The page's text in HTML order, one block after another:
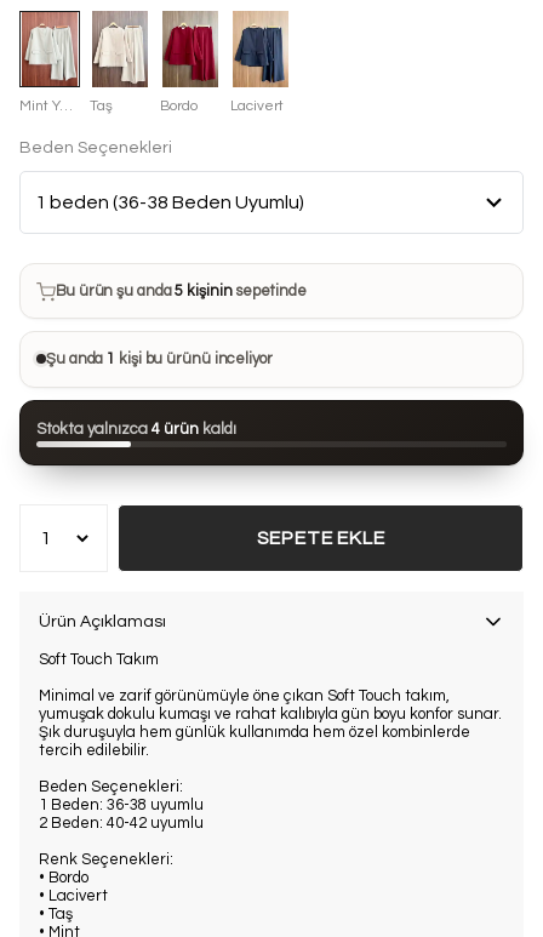
Mint Yeşili Taş Bordo Lacivert
Beden Seçenekleri
Bu ürün son 7 günde8 kezsatın alındı
Bu ürün şu anda5 kişininsepetinde
Bu ürünü 27 kişi favorilerine ekledi
Bu ürün son 24 saatte124 kezgörüntülendi
Şu anda 1 kişi bu ürünü inceliyor
Stokta yalnızca 4 ürün kaldı
SEPETE EKLE
Ürün Açıklaması
Soft Touch Takım
Minimal ve zarif görünümüyle öne çıkan Soft Touch takım,
yumuşak dokulu kumaşı ve rahat kalıbıyla gün boyu konfor sunar.
Şık duruşuyla hem günlük kullanımda hem özel kombinlerde
tercih edilebilir.
Beden Seçenekleri:
1 Beden: 36-38 uyumlu
2 Beden: 40-42 uyumlu
Renk Seçenekleri:
• Bordo
• Lacivert
• Taş
• Mint